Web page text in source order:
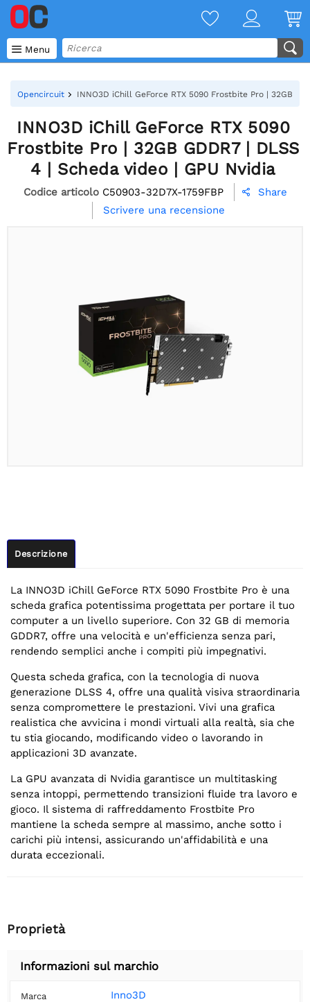
 Menu
Opencircuit INNO3D iChill GeForce RTX 5090 Frostbite Pro | 32GB
INNO3D iChill GeForce RTX 5090
Frostbite Pro | 32GB GDDR7 | DLSS
4 | Scheda video | GPU Nvidia
Codice articolo C50903-32D7X-1759FBP 
Share
Scrivere una recensione
Descrizione
La INNO3D iChill GeForce RTX 5090 Frostbite Pro è una
scheda grafica potentissima progettata per portare il tuo
computer a un livello superiore. Con 32 GB di memoria
GDDR7, offre una velocità e un'efficienza senza pari,
rendendo semplici anche i compiti più impegnativi.
Questa scheda grafica, con la tecnologia di nuova
generazione DLSS 4, offre una qualità visiva straordinaria
senza compromettere le prestazioni. Vivi una grafica
realistica che avvicina i mondi virtuali alla realtà, sia che
tu stia giocando, modificando video o lavorando in
applicazioni 3D avanzate.
La GPU avanzata di Nvidia garantisce un multitasking
senza intoppi, permettendo transizioni fluide tra lavoro e
gioco. Il sistema di raffreddamento Frostbite Pro
mantiene la scheda sempre al massimo, anche sotto i
carichi più intensi, assicurando un'affidabilità e una
durata eccezionali.
Proprietà
Informazioni sul marchio
Marca Inno3D